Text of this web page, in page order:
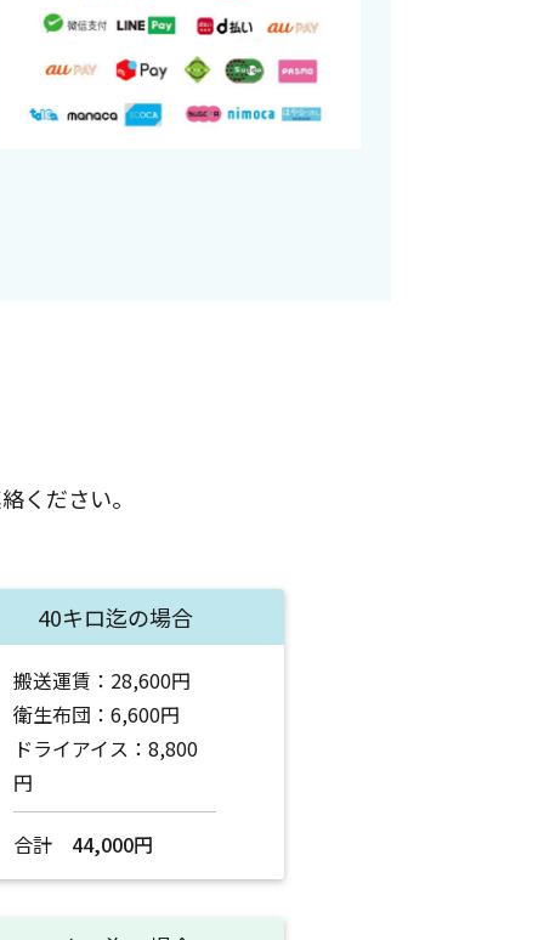
ください。
40キロ迄の場合
搬送運賃：28,600円
衛生布団：6,600円
ドライアイス：8,800
円
合計 44,000円